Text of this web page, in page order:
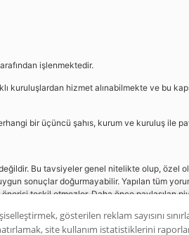
işlenmektedir.
kuruluşlardan hizmet alınabilmekte ve bu
bir üçüncü şahıs, kurum ve kuruluş ile
Bu tavsiyeler genel nitelikte olup,
sonuçlar doğurmayabilir. Yapılan tüm
teşkil etmezler. Daha önce paylaşılan
gösterilen reklam sayısını
site kullanım istatistiklerini